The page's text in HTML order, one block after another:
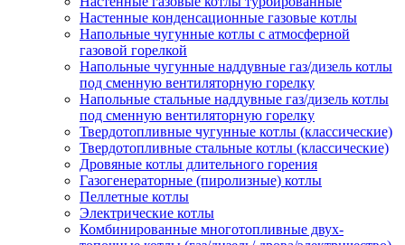
Настенные конденсационные газовые котлы
Напольные чугунные котлы с атмосферной
газовой горелкой
Напольные чугунные наддувные газ/дизель котлы
под сменную вентиляторную горелку
Напольные стальные наддувные газ/дизель котлы
под сменную вентиляторную горелку
Твердотопливные чугунные котлы (классические)
Твердотопливные стальные котлы (классические)
Дровяные котлы длительного горения
Газогенераторные (пиролизные) котлы
Пеллетные котлы
Электрические котлы
Комбинированные многотопливные двух-